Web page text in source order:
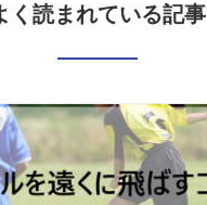
く読まれている記事